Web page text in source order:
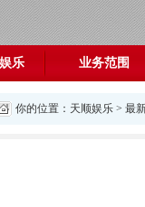
乐 业务范围
你的位置： 天顺娱乐 > 最